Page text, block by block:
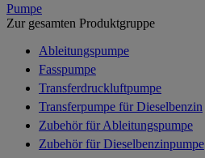
Pumpe
Zur gesamten Produktgruppe
Ableitungspumpe
Fasspumpe
Transferdruckluftpumpe
Transferpumpe für Dieselbenzin
Zubehör für Ableitungspumpe
Zubehör für Dieselbenzinpumpe